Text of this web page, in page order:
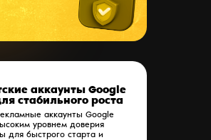
аккаунты Google
уровнем доверия
для быстрого старта и
аккаунты Google
стабильного роста